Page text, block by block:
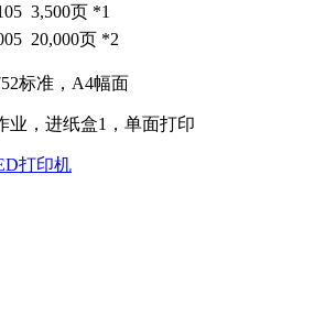
3,500页 *1
20,000页 *2
标准，A4幅面
业，进纸盒1，单面打印
打印机